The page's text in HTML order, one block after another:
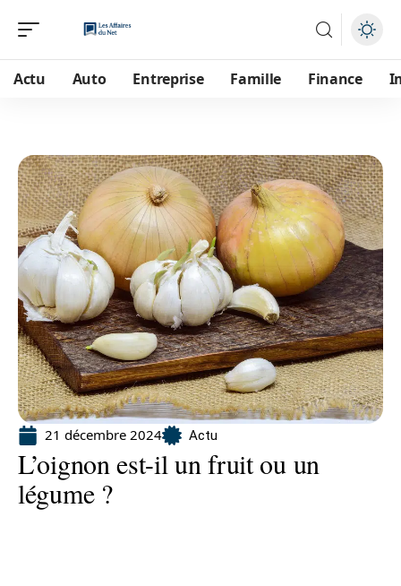
Actu Auto Entreprise Famille Finance
21 décembre 2024 Actu
L’oignon est-il un fruit ou un
légume ?